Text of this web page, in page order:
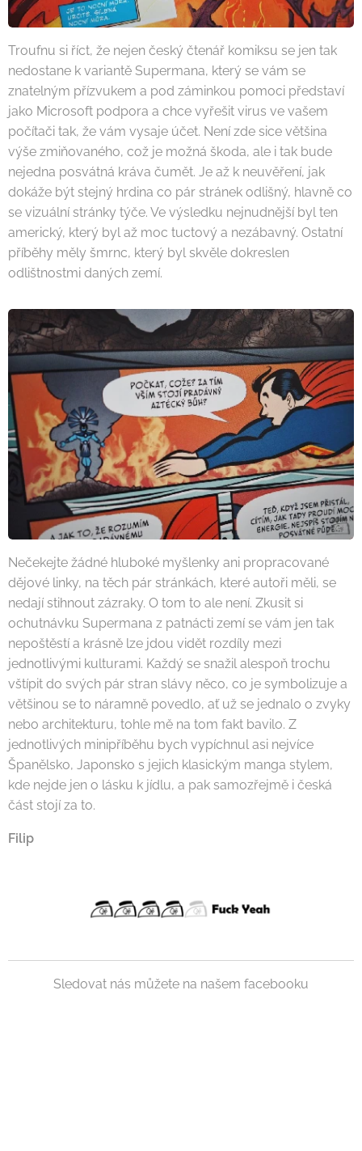
Troufnu si říct, že nejen český čtenář komiksu se jen tak
nedostane k variantě Supermana, který se vám se
znatelným přízvukem a pod záminkou pomoci představí
jako Microsoft podpora a chce vyřešit virus ve vašem
počítači tak, že vám vysaje účet. Není zde sice většina
výše zmiňovaného, což je možná škoda, ale i tak bude
nejedna posvátná kráva čumět. Je až k neuvěření, jak
dokáže být stejný hrdina co pár stránek odlišný, hlavně co
se vizuální stránky týče. Ve výsledku nejnudnější byl ten
americký, který byl až moc tuctový a nezábavný. Ostatní
příběhy měly šmrnc, který byl skvěle dokreslen
odlištnostmi daných zemí.
Nečekejte žádné hluboké myšlenky ani propracované
dějové linky, na těch pár stránkách, které autoři měli, se
nedají stihnout zázraky. O tom to ale není. Zkusit si
ochutnávku Supermana z patnácti zemí se vám jen tak
nepoštěstí a krásně lze jdou vidět rozdíly mezi
jednotlivými kulturami. Každý se snažil alespoň trochu
vštípit do svých pár stran slávy něco, co je symbolizuje a
většinou se to náramně povedlo, ať už se jednalo o zvyky
nebo architekturu, tohle mě na tom fakt bavilo. Z
jednotlivých minipříběhu bych vypíchnul asi nejvíce
Španělsko, Japonsko s jejich klasickým manga stylem,
kde nejde jen o lásku k jídlu, a pak samozřejmě i česká
část stojí za to.
Filip
Sledovat nás můžete na našem facebooku